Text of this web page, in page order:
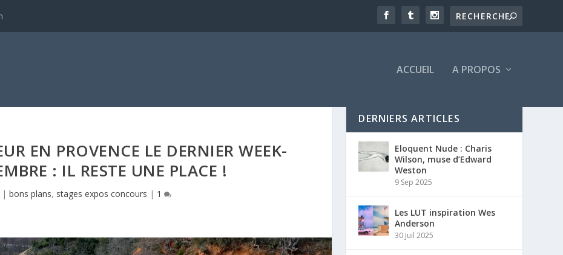
ACCUEIL A PROPOS
EN PROVENCE LE DERNIER WEEK-
: IL RESTE UNE PLACE !
bons plans, stages expos concours | 1
DERNIERS ARTICLES
Eloquent Nude : Charis
Wilson, muse d’Edward
Weston
9 Sep 2025
Les LUT inspiration Wes
Anderson
30 Juil 2025